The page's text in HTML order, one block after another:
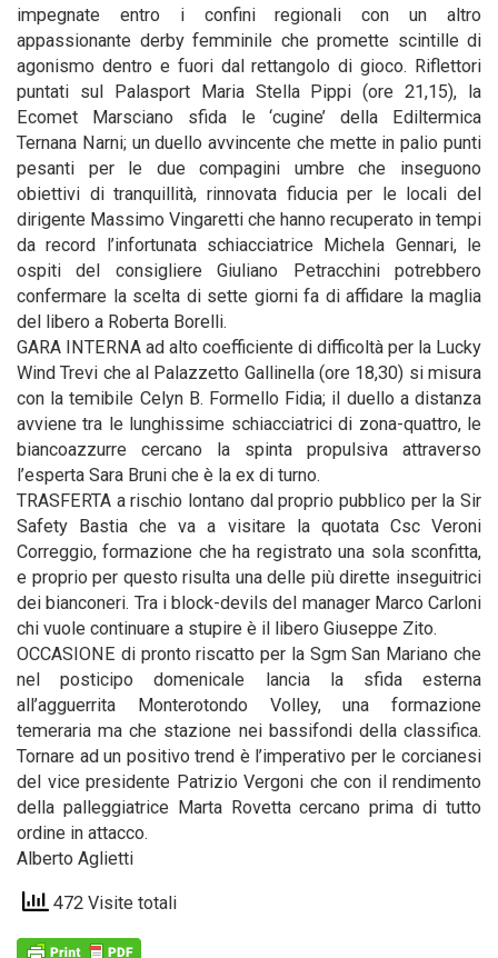
impegnate entro i confini regionali con un altro
appassionante derby femminile che promette scintille di
agonismo dentro e fuori dal rettangolo di gioco. Riflettori
puntati sul Palasport Maria Stella Pippi (ore 21,15), la
Ecomet Marsciano sfida le ‘cugine’ della Ediltermica
Ternana Narni; un duello avvincente che mette in palio punti
pesanti per le due compagini umbre che inseguono
obiettivi di tranquillità, rinnovata fiducia per le locali del
dirigente Massimo Vingaretti che hanno recuperato in tempi
da record l’infortunata schiacciatrice Michela Gennari, le
ospiti del consigliere Giuliano Petracchini potrebbero
confermare la scelta di sette giorni fa di affidare la maglia
del libero a Roberta Borelli.
GARA INTERNA ad alto coefficiente di difficoltà per la Lucky
Wind Trevi che al Palazzetto Gallinella (ore 18,30) si misura
con la temibile Celyn B. Formello Fidia; il duello a distanza
avviene tra le lunghissime schiacciatrici di zona-quattro, le
biancoazzurre cercano la spinta propulsiva attraverso
l’esperta Sara Bruni che è la ex di turno.
TRASFERTA a rischio lontano dal proprio pubblico per la Sir
Safety Bastia che va a visitare la quotata Csc Veroni
Correggio, formazione che ha registrato una sola sconfitta,
e proprio per questo risulta una delle più dirette inseguitrici
dei bianconeri. Tra i block-devils del manager Marco Carloni
chi vuole continuare a stupire è il libero Giuseppe Zito.
OCCASIONE di pronto riscatto per la Sgm San Mariano che
nel posticipo domenicale lancia la sfida esterna
all’agguerrita Monterotondo Volley, una formazione
temeraria ma che stazione nei bassifondi della classifica.
Tornare ad un positivo trend è l’imperativo per le corcianesi
del vice presidente Patrizio Vergoni che con il rendimento
della palleggiatrice Marta Rovetta cercano prima di tutto
ordine in attacco.
Alberto Aglietti
472 Visite totali